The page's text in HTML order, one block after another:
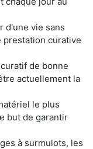
d'une vie sans
prestation curative
de bonne
actuellement la
le plus
but de garantir
à surmulots, les